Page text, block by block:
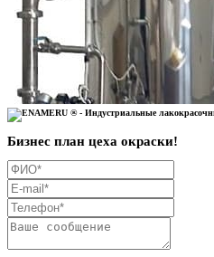
Бизнес план цеха окраски!